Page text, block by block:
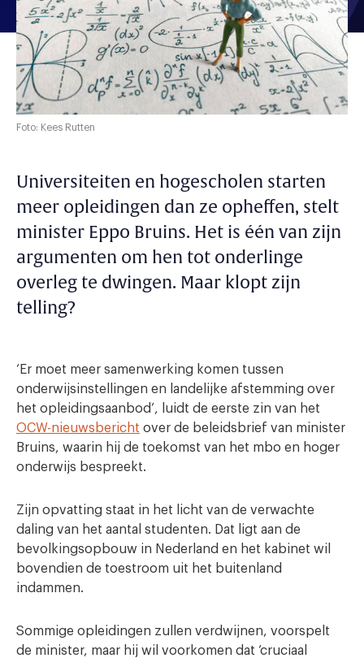
Foto: Kees Rutten
Universiteiten en hogescholen starten
meer opleidingen dan ze opheffen, stelt
minister Eppo Bruins. Het is één van zijn
argumenten om hen tot onderlinge
overleg te dwingen. Maar klopt zijn
telling?
‘Er moet meer samenwerking komen tussen
onderwijsinstellingen en landelijke afstemming over
het opleidingsaanbod’, luidt de eerste zin van het
OCW-nieuwsbericht over de beleidsbrief van minister
Bruins, waarin hij de toekomst van het mbo en hoger
onderwijs bespreekt.
Zijn opvatting staat in het licht van de verwachte
daling van het aantal studenten. Dat ligt aan de
bevolkingsopbouw in Nederland en het kabinet wil
bovendien de toestroom uit het buitenland
indammen.
Sommige opleidingen zullen verdwijnen, voorspelt
de minister, maar hij wil voorkomen dat ‘cruciaal